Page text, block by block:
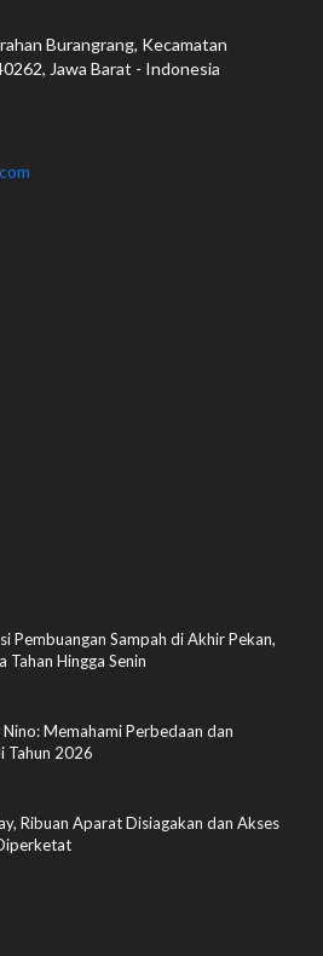
Burangrang, Kecamatan
Jawa Barat - Indonesia
Pembuangan Sampah di Akhir Pekan,
Tahan Hingga Senin
Nino: Memahami Perbedaan dan
Tahun 2026
Ribuan Aparat Disiagakan dan Akses